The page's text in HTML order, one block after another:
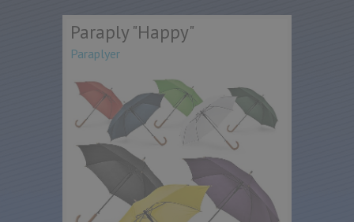
Paraply "Happy"
Paraplyer